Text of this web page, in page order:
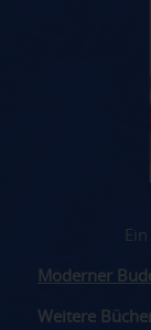
Moderner
Weitere